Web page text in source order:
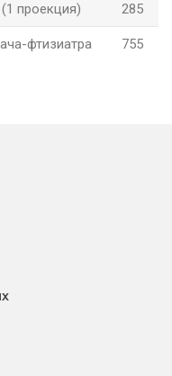
проекция) 285
фтизиатра 755